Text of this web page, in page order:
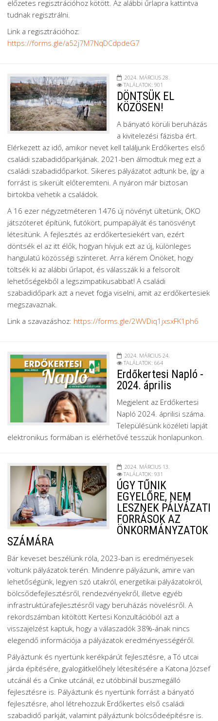
előzetes regisztrációhoz kötött. Az alábbi űrlapra kattintva
tudnak regisztrálni.
Link a regisztrációhoz:
https://forms.gle/a52j7M7NqDCdpdeG7
2024. MÁRCIUS 28.
TALÁLATOK: 901
DÖNTSÜK EL
KÖZÖSEN!
A bányató körüli beruházás
a kivitelezési fázisba ért.
Elérkezett az idő, amikor nevet kell találjunk Erdőkertes első
családi szabadidőparkjának. 2021-ben álmodtuk meg ezt a
családi szabadidőparkot. Sikeres pályázatot adtunk be, így a
forrást is sikerült előteremteni. A nyáron már biztosan
birtokba vehetik a családok.
A 16 ezer négyzetméteren 1476 új növényt ültetünk, ÖKO
játszóteret építünk, futókört, pumpapályát és tanösvényt
létesítünk. A fejlesztés az erdőkertesiekért van, ezért
döntsék el az itt élők, hogyan hívjuk ezt az új, különleges
hangulatú közösségi színteret. Arra kérem Önöket, hogy
töltsék ki az alábbi űrlapot, és válasszák ki a felsorolt
lehetőségekből a legszimpatikusabbat! A családi
szabadidőpark azt a nevet fogja viselni, amit az erdőkertesiek
megszavaznak.
Link a szavazáshoz: https://forms.gle/2WVDiq1jxsxFK1ph6
2024. MÁRCIUS 24.
TALÁLATOK: 664
Erdőkertesi Napló -
2024. április
Megjelent az Erdőkertesi
Napló 2024. áprilisi száma.
Településünk közéleti lapját
elektronikus formában is elérhetővé tesszük honlapunkon.
2024. MÁRCIUS 13.
TALÁLATOK: 931
ÚGY TŰNIK
EGYELŐRE, NEM
LESZNEK PÁLYÁZATI
FORRÁSOK AZ
ÖNKORMÁNYZATOK
SZÁMÁRA
Bár keveset beszélünk róla, 2023-ban is eredményesek
voltunk pályázatok terén. Mindenre pályázunk, amire van
lehetőségünk, legyen szó utakról, energetikai pályázatokról,
bölcsődefejlesztésről, rendezvényekről, illetve egyéb
infrastruktúrafejlesztésről vagy beruházás növelésről. A
rekordszámban kitöltött Kertesi Konzultációból azt a
visszajelzést kaptuk, hogy a válaszadók 38%-ának nincs
elegendő információja a pályázatok eredményességéről.
Pályáztunk és nyertünk kerékpárút fejlesztésre, a Tó utcai
járda építésére, gyalogátkelőhely létesítésére a Katona József
utcánál és a Cinke utcánál, ez utóbbinál buszmegálló
fejlesztésre is. Pályáztunk és nyertünk forrást a bányató
fejlesztésre, ahol létrehozzuk Erdőkertes első családi
szabadidő parkját, valamint pályáztunk bölcsődeépítésre is.